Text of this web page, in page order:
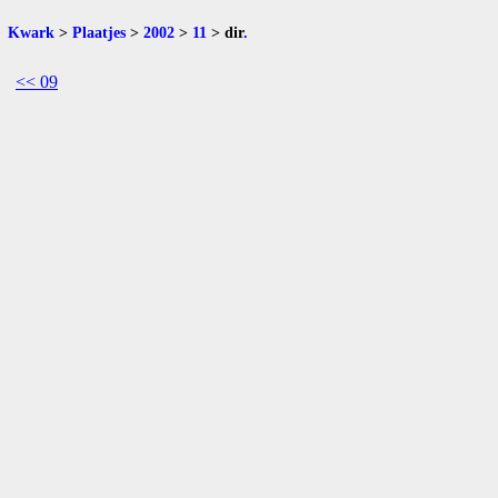
Kwark > Plaatjes > 2002 > 11 > dir.
<< 09